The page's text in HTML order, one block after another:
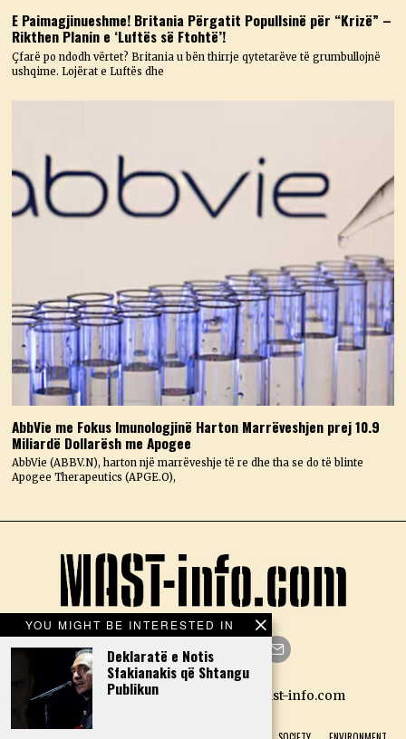
E Paimagjinueshme! Britania Përgatit Popullsinë për “Krizë” –
Rikthen Planin e ‘Luftës së Ftohtë’!
Çfarë po ndodh vërtet? Britania u bën thirrje qytetarëve të grumbullojnë
ushqime. Lojërat e Luftës dhe
AbbVie me Fokus Imunologjinë Harton Marrëveshjen prej 10.9
Miliardë Dollarësh me Apogee
AbbVie (ABBV.N), harton një marrëveshje të re dhe tha se do të blinte
Apogee Therapeutics (APGE.O),
YOU MIGHT BE INTERESTED IN
Deklaratë e Notis
Sfakianakis që Shtangu
Publikun
Facebook
TwitterInstagram
LinkedInYouTube
Designed by N.D. — Copyright Mast-info.com